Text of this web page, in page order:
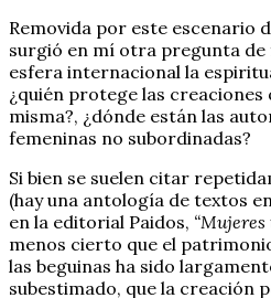
Removida por este escenario
surgió en mí otra pregunta de
esfera internacional la
¿quién protege las creaciones
misma?, ¿dónde están las
femeninas no subordinadas?
Si bien se suelen citar
(hay una antología de textos
en la editorial Paidos,
menos cierto que el
las beguinas ha sido
subestimado, que la creación